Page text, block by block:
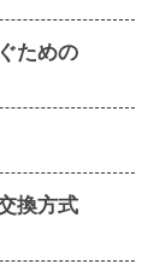
ための
換方式